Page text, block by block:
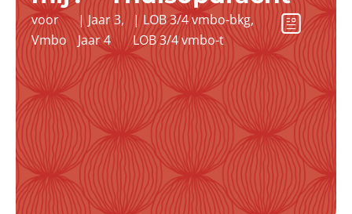
voor
Vmbo
|Jaar 3,
Jaar 4
|LOB 3/4 vmbo-bkg,
LOB 3/4 vmbo-t